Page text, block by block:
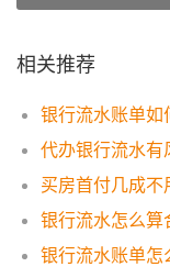
相关推荐
代办银行流水有
买房首付几成不
银行流水怎么算
银行流水账单怎